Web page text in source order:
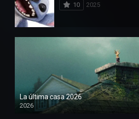
10
2025
La última casa 2026
2026